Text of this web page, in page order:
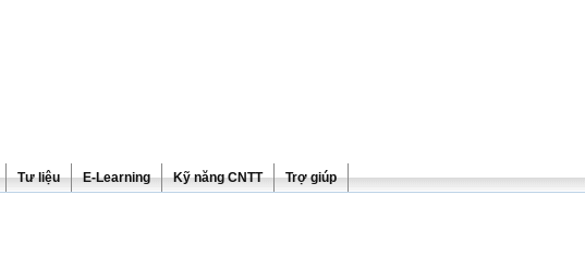
Tư liệu E-Learning Kỹ năng CNTT Trợ giúp